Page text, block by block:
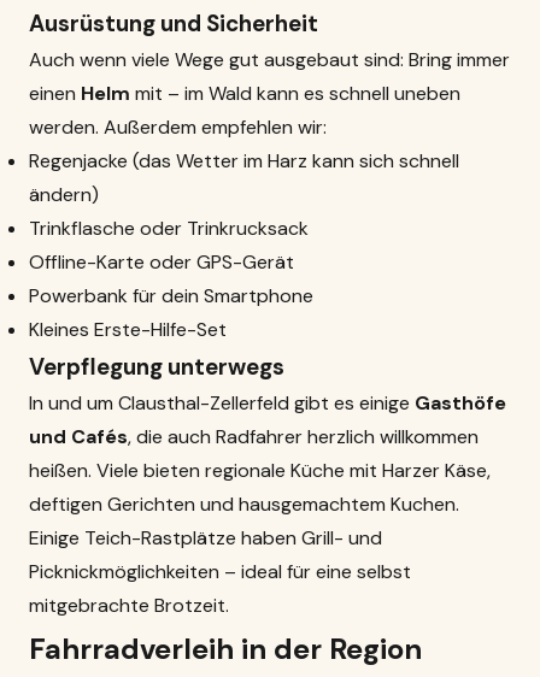
Ausrüstung und Sicherheit
Auch wenn viele Wege gut ausgebaut sind: Bring immer
einen Helm mit – im Wald kann es schnell uneben
werden. Außerdem empfehlen wir:
Regenjacke (das Wetter im Harz kann sich schnell
ändern)
Trinkflasche oder Trinkrucksack
Offline-Karte oder GPS-Gerät
Powerbank für dein Smartphone
Kleines Erste-Hilfe-Set
Verpflegung unterwegs
In und um Clausthal-Zellerfeld gibt es einige Gasthöfe
und Cafés, die auch Radfahrer herzlich willkommen
heißen. Viele bieten regionale Küche mit Harzer Käse,
deftigen Gerichten und hausgemachtem Kuchen.
Einige Teich-Rastplätze haben Grill- und
Picknickmöglichkeiten – ideal für eine selbst
mitgebrachte Brotzeit.
Fahrradverleih in der Region